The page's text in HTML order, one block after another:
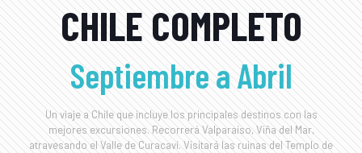
CHILE COMPLETO
Septiembre a Abril
Un viaje a Chile que incluye los principales destinos con las
mejores excursiones. Recorrerá Valparaíso, Viña del Mar,
atravesando el Valle de Curacaví. Visitará las ruinas del Templo de